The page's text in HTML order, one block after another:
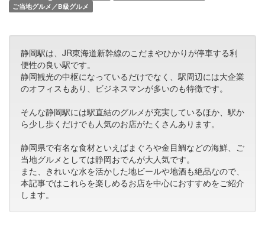
ご当地グルメ／B級グルメ
静岡駅は、JR東海道新幹線のこだまやひかりが停車する利
便性の良い駅です。
静岡観光の中枢になっているだけでなく、駅周辺には大企業
のオフィスもあり、ビジネスマンが多いのも特徴です。
そんな静岡駅には駅直結のグルメが充実しているほか、駅か
ら少し歩くだけでも人気のお店がたくさんあります。
静岡県で有名な食材といえばまぐろや金目鯛などの海鮮、ご
当地グルメとしては静岡おでんが大人気です。
また、きれいな水を活かした地ビールや地酒も絶品なので、
本記事ではこれらを楽しめるお店を中心におすすめをご紹介
します。